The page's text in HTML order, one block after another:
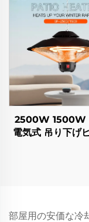
2500W 1500W
電気式 吊り下げ
部屋用の安価な冷